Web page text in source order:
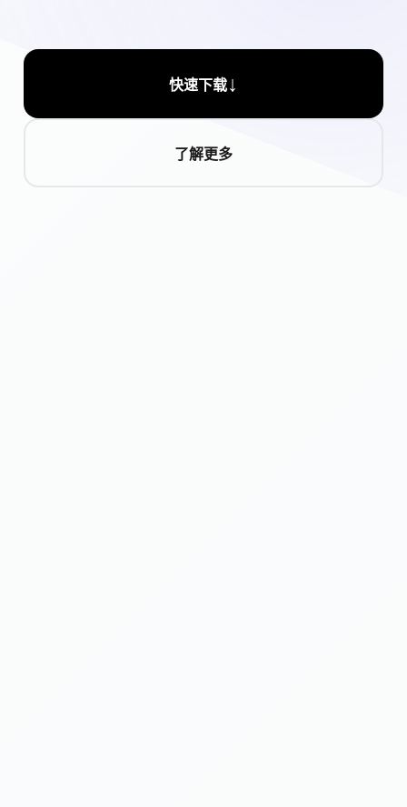
快速下载↓
了解更多